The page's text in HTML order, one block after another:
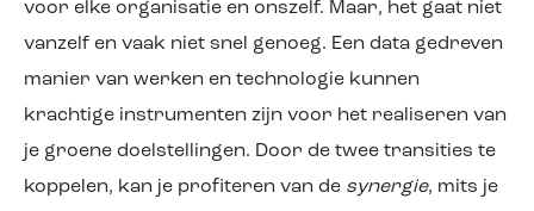
voor elke organisatie en onszelf. Maar, het gaat niet
vanzelf en vaak niet snel genoeg. Een data gedreven
manier van werken en technologie kunnen
krachtige instrumenten zijn voor het realiseren van
je groene doelstellingen. Door de twee transities te
koppelen, kan je profiteren van de synergie, mits je